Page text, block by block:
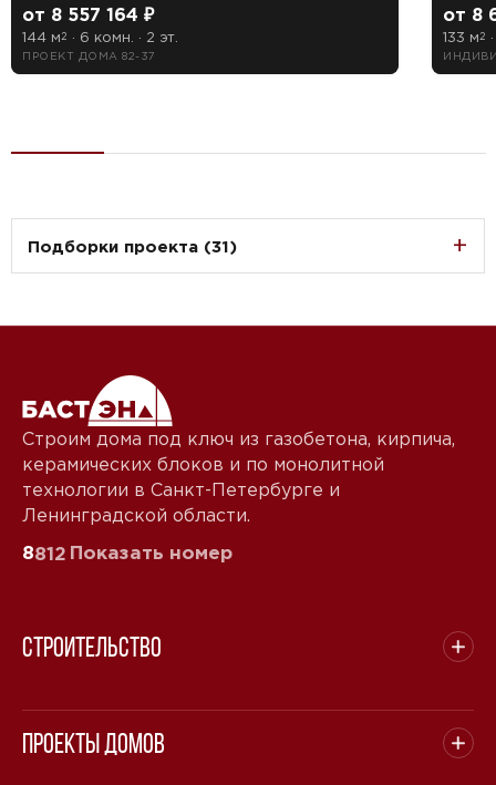
от 8 557 164 ₽
144 м2 · 6 комн. · 2 эт.
ПРОЕКТ ДОМА 82-37
от 8
133 м2
Подборки проекта (31)
Строим дома под ключ из газобетона, кирпича,
керамических блоков и по монолитной
технологии в Санкт-Петербурге и
Ленинградской области.
8812 Показать номер
Строительство
Проекты домов